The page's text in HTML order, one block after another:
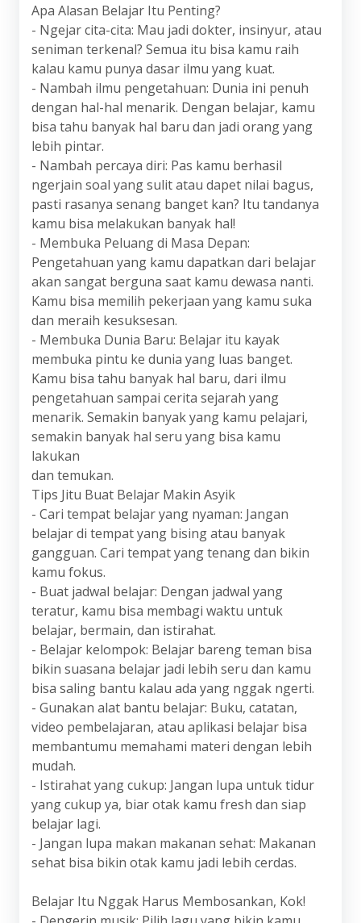
Apa Alasan Belajar Itu Penting?
- Ngejar cita-cita: Mau jadi dokter, insinyur, atau
seniman terkenal? Semua itu bisa kamu raih
kalau kamu punya dasar ilmu yang kuat.
- Nambah ilmu pengetahuan: Dunia ini penuh
dengan hal-hal menarik. Dengan belajar, kamu
bisa tahu banyak hal baru dan jadi orang yang
lebih pintar.
- Nambah percaya diri: Pas kamu berhasil
ngerjain soal yang sulit atau dapet nilai bagus,
pasti rasanya senang banget kan? Itu tandanya
kamu bisa melakukan banyak hal!
- Membuka Peluang di Masa Depan:
Pengetahuan yang kamu dapatkan dari belajar
akan sangat berguna saat kamu dewasa nanti.
Kamu bisa memilih pekerjaan yang kamu suka
dan meraih kesuksesan.
- Membuka Dunia Baru: Belajar itu kayak
membuka pintu ke dunia yang luas banget.
Kamu bisa tahu banyak hal baru, dari ilmu
pengetahuan sampai cerita sejarah yang
menarik. Semakin banyak yang kamu pelajari,
semakin banyak hal seru yang bisa kamu
lakukan
dan temukan.
Tips Jitu Buat Belajar Makin Asyik
- Cari tempat belajar yang nyaman: Jangan
belajar di tempat yang bising atau banyak
gangguan. Cari tempat yang tenang dan bikin
kamu fokus.
- Buat jadwal belajar: Dengan jadwal yang
teratur, kamu bisa membagi waktu untuk
belajar, bermain, dan istirahat.
- Belajar kelompok: Belajar bareng teman bisa
bikin suasana belajar jadi lebih seru dan kamu
bisa saling bantu kalau ada yang nggak ngerti.
- Gunakan alat bantu belajar: Buku, catatan,
video pembelajaran, atau aplikasi belajar bisa
membantumu memahami materi dengan lebih
mudah.
- Istirahat yang cukup: Jangan lupa untuk tidur
yang cukup ya, biar otak kamu fresh dan siap
belajar lagi.
- Jangan lupa makan makanan sehat: Makanan
sehat bisa bikin otak kamu jadi lebih cerdas.
Belajar Itu Nggak Harus Membosankan, Kok!